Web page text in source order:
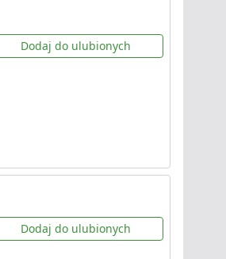
Dodaj do ulubionych
Dodaj do ulubionych